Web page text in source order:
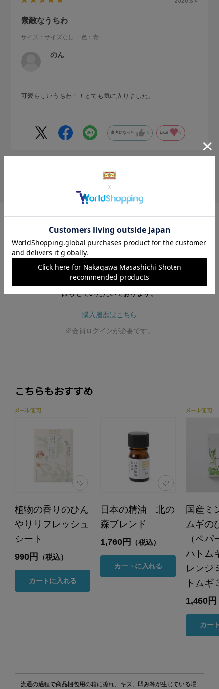
素敵なうちわ
サイズ：サイズなし 色：青
のん
可愛らしいうちわ！！とても気に入りました。
参考になった 0 Like! 0
この商品の全てのレビューを見る
レビュー投稿は、ご購入いただいた商品に
限らせていただいております。
購入履歴はこちら
※会員ログインが必要です。
こちらもおすすめ
植物の香りのひん
やりリフレッシュ
シート
990円 （税込）
カートに入れる
日本の精油 北の
森ブレンド
1,760円 （税込）
カートに入れる
国産ミ
ムギの
（ペ
ハトム
レンジ
トムギ
1,460円
カー
流通の過程で商品梱包用の箱に擦れ、キズ、凹み等が生じている場